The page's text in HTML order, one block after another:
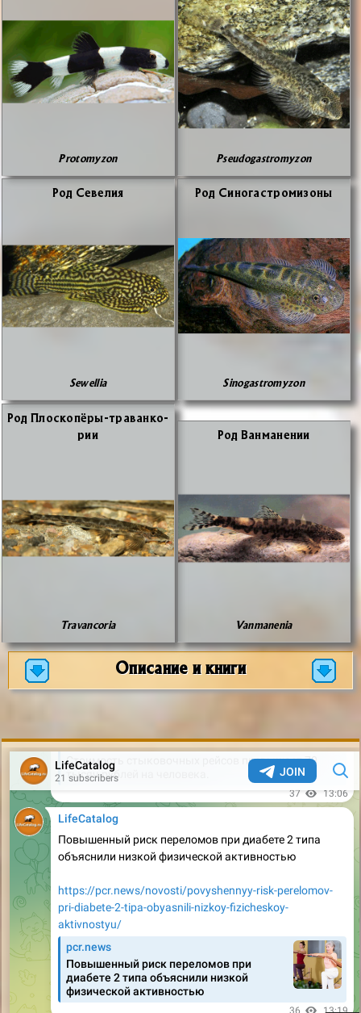
Protomyzon Pseudogastromyzon
Род Се­ве­лия
Sewellia
Род Си­но­га­стро­ми­зо­ны
Sinogastromyzon
Род Пло­ско­пё­ры-тра­ван­ко­
рии
Travancoria
Род Ван­ма­не­нии
Vanmanenia
Описание и книги